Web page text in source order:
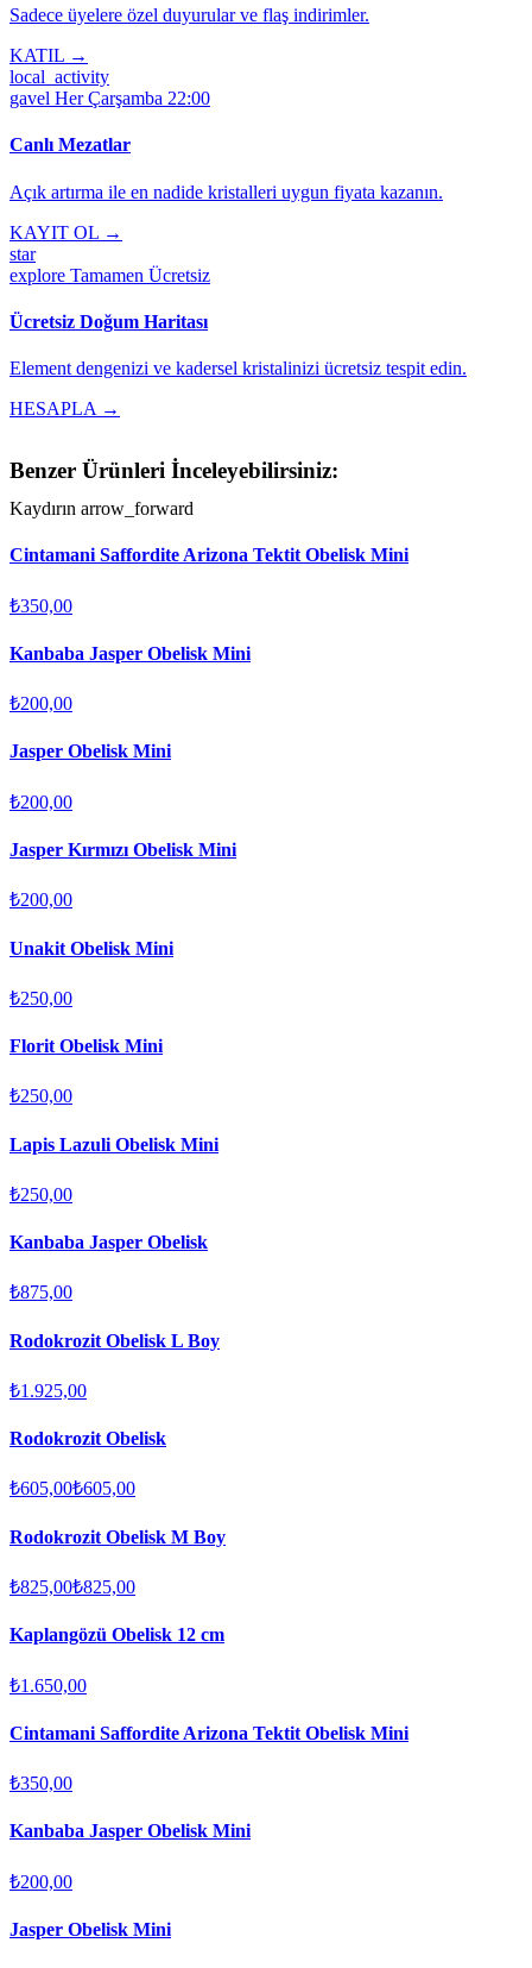
Sadece üyelere özel duyurular ve flaş indirimler.
KATIL →
local_activity
gavel Her Çarşamba 22:00
Canlı Mezatlar
Açık artırma ile en nadide kristalleri uygun fiyata kazanın.
KAYIT OL →
star
explore Tamamen Ücretsiz
Ücretsiz Doğum Haritası
Element dengenizi ve kadersel kristalinizi ücretsiz tespit edin.
HESAPLA →
Benzer Ürünleri İnceleyebilirsiniz:
Kaydırın arrow_forward
Cintamani Saffordite Arizona Tektit Obelisk Mini
₺350,00
Kanbaba Jasper Obelisk Mini
₺200,00
Jasper Obelisk Mini
₺200,00
Jasper Kırmızı Obelisk Mini
₺200,00
Unakit Obelisk Mini
₺250,00
Florit Obelisk Mini
₺250,00
Lapis Lazuli Obelisk Mini
₺250,00
Kanbaba Jasper Obelisk
₺875,00
Rodokrozit Obelisk L Boy
₺1.925,00
Rodokrozit Obelisk
₺605,00₺605,00
Rodokrozit Obelisk M Boy
₺825,00₺825,00
Kaplangözü Obelisk 12 cm
₺1.650,00
Cintamani Saffordite Arizona Tektit Obelisk Mini
₺350,00
Kanbaba Jasper Obelisk Mini
₺200,00
Jasper Obelisk Mini